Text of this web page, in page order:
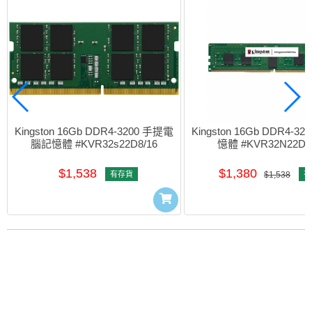
Kingston 16Gb DDR4-3200 手提電
腦記憶體 #KVR32s22D8/16
$1,538 有存貨
Kingston 16Gb DDR4-
憶體
$1,380 $1,538